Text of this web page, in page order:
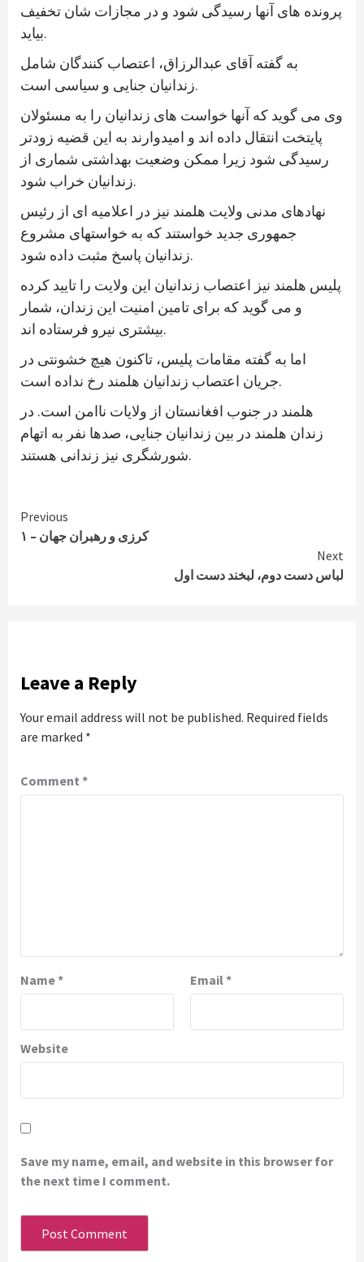
پرونده های آنها رسیدگی شود و در مجازات شان تخفیف
بیاید.
به گفته آقای عبدالرزاق، اعتصاب کنندگان شامل
زندانیان جنایی و سیاسی است.
وی می گوید که آنها خواست های زندانیان را به مسئولان
پایتخت انتقال داده اند و امیدوارند به این قضیه زودتر
رسیدگی شود زیرا ممکن وضعیت بهداشتی شماری از
زندانیان خراب شود.
نهادهای مدنی ولایت هلمند نیز در اعلامیه ای از رئیس
جمهوری جدید خواستند که به خواستهای مشروع
زندانیان پاسخ مثبت داده شود.
پلیس هلمند نیز اعتصاب زندانیان این ولایت را تایید کرده
و می گوید که برای تامین امنیت این زندان، شمار
بیشتری نیرو فرستاده اند.
اما به گفته مقامات پلیس، تاکنون هیچ خشونتی در
جریان اعتصاب زندانیان هلمند رخ نداده است.
هلمند در جنوب افغانستان از ولایات ناامن است. در
زندان هلمند در بین زندانیان جنایی، صدها نفر به اتهام
شورشگری نیز زندانی هستند.
Continue
Reading
Previous
کرزی و رهبران جهان – ۱
Next
لباس دست دوم، لبخند دست اول
Leave a Reply
Your email address will not be published. Required fields
are marked *
Comment *
Name* Email*
Website
Save my name, email, and website in this browser for
the next time I comment.